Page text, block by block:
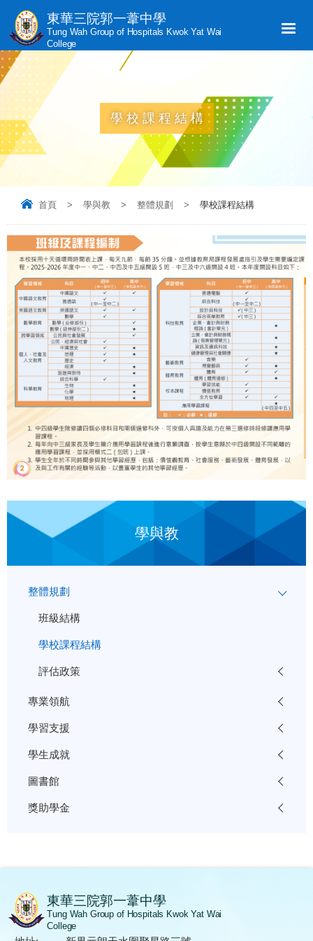
東華三院郭一葦中學
Tung Wah Group of Hospitals Kwok Yat Wai
College
學校課程結構
首頁 > 學與教 > 整體規劃 > 學校課程結構
學與教
整體規劃
班級結構
學校課程結構
評估政策
專業領航
學習支援
學生成就
圖書館
獎助學金
東華三院郭一葦中學
Tung Wah Group of Hospitals Kwok Yat Wai
College